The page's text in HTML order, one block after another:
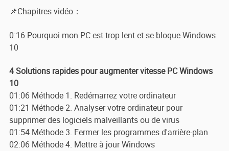
📌Chapitres vidéo：
0:16 Pourquoi mon PC est trop lent et se bloque Windows
10
4 Solutions rapides pour augmenter vitesse PC Windows
10
01:06 Méthode 1. Redémarrez votre ordinateur
01:21 Méthode 2. Analyser votre ordinateur pour
supprimer des logiciels malveillants ou de virus
01:54 Méthode 3. Fermer les programmes d'arrière-plan
02:06 Méthode 4. Mettre à jour Windows